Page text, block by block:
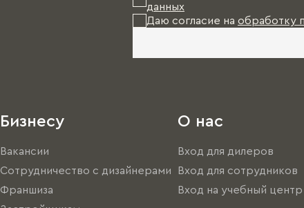
данных
Даю согласие на обработку
Бизнесу
Вакансии
Сотрудничество с дизайнерами
Франшиза
О нас
Вход для дилеров
Вход для сотрудников
Вход на учебный центр